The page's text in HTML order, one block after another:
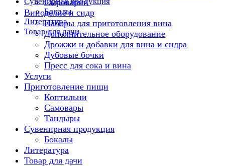
Бокалы
Литература
Товар для дачи
Сыроварни
Виноделие и сидр
Наборы для приготовления вина
Дополнительное оборудование
Дрожжи и добавки для вина и сидра
Дубовые бочки
Пресс для сока и вина
Услуги
Приготовление пищи
Коптильни
Самовары
Тандыры
Сувенирная продукция
Бокалы
Литература
Товар для дачи